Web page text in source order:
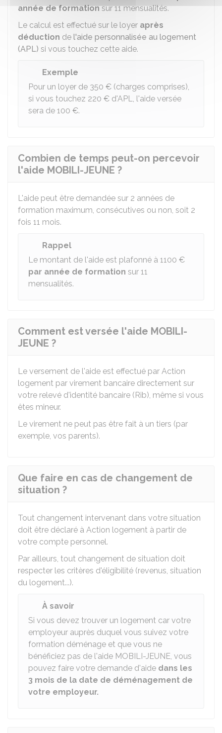
année de formationsur 11 mensualités.
Le calcul est effectué sur le loyer après
déduction de l'aide personnalisée au logement
(APL) si vous touchez cette aide.
Exemple
Pour un loyer de 350 € (charges comprises),
si vous touchez 220 € d'APL, l'aide versée
sera de 100 €.
Combien de temps peut-on percevoir
l'aide MOBILI-JEUNE ?
L'aide peut être demandée sur 2 années de
formation maximum, consécutives ou non, soit 2
fois 11 mois.
Rappel
Le montant de l'aide est plafonné à 1100 €
par année de formation sur 11
mensualités.
Comment est versée l'aide MOBILI-
JEUNE ?
Le versement de l'aide est effectué par Action
logement par virement bancaire directement sur
votre relevé d'identité bancaire (Rib), même si vous
êtes mineur.
Le virement ne peut pas être fait à un tiers (par
exemple, vos parents).
Que faire en cas de changement de
situation ?
Tout changement intervenant dans votre situation
doit être déclaré à Action logement à partir de
votre compte personnel.
Par ailleurs, tout changement de situation doit
respecter les critères d'éligibilité (revenus, situation
du logement...).
À savoir
Si vous devez trouver un logement car votre
employeur auprès duquel vous suivez votre
formation déménage et que vous ne
bénéficiez pas de l'aide MOBILI-JEUNE, vous
pouvez faire votre demande d'aide dans les
3 mois de la date de déménagement de
votre employeur.